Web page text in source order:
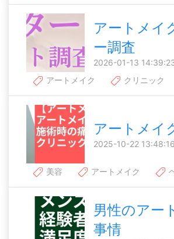
アートメイ
ー調査
2026-01-13
アートメイク
クリニック
アートメイ
2025-10-22 13:48:16
美容 アートメイク
男性のアー
事情